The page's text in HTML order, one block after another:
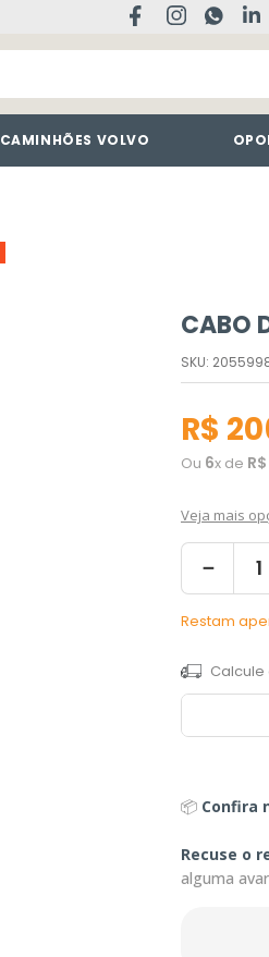
CAMINHÕES VOLVO
CABO
SKU:
R$
Ou 6x de R$
Veja mais
－
Restam
📦 Confira
Recuse o
alguma